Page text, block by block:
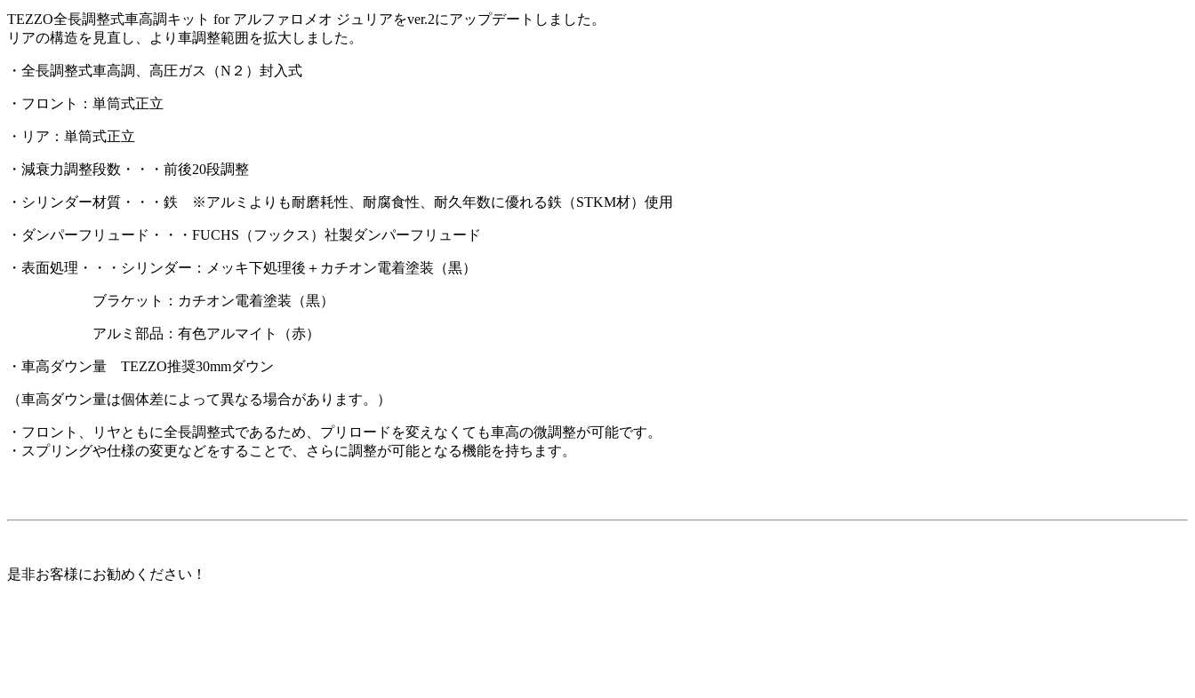
TEZZO全長調整式車高調キット for アルファロメオ ジュリアをver.2にアップデートしました。
リアの構造を見直し、より車調整範囲を拡大しました。
・全長調整式車高調、高圧ガス（N２）封入式
・フロント：単筒式正立
・リア：単筒式正立
・減衰力調整段数・・・前後20段調整
・シリンダー材質・・・鉄 ※アルミよりも耐磨耗性、耐腐食性、耐久年数に優れる鉄（STKM材）使用
・ダンパーフリュード・・・FUCHS（フックス）社製ダンパーフリュード
・表面処理・・・シリンダー：メッキ下処理後＋カチオン電着塗装（黒）
ブラケット：カチオン電着塗装（黒）
アルミ部品：有色アルマイト（赤）
・車高ダウン量 TEZZO推奨30mmダウン
（車高ダウン量は個体差によって異なる場合があります。）
・フロント、リヤともに全長調整式であるため、プリロードを変えなくても車高の微調整が可能です。
・スプリングや仕様の変更などをすることで、さらに調整が可能となる機能を持ちます。
是非お客様にお勧めください！